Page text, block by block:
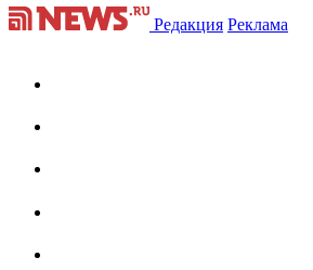
Редакция Реклама